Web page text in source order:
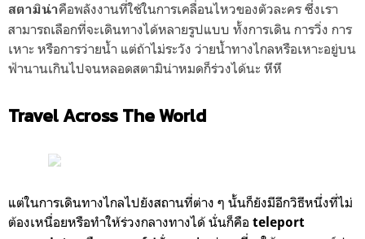
สตามิน่าคือพลังงานที่ใช้ในการเคลื่อนไหวของตัวละคร ซึ่งเรา
สามารถเลือกที่จะเดินทางได้หลายรูปแบบ ทั้งการเดิน การวิ่ง การ
เหาะ หรือการว่ายน้ำ แต่ถ้าไม่ระวัง ว่ายน้ำทางไกลหรือเหาะอยู่บน
ฟ้านานเกินไปจนหลอดสตามิน่าหมดก็ร่วงได้นะ หึหึ
Travel Across The World
แต่ในการเดินทางไกลไปยังสถานที่ต่าง ๆ นั้นก็ยังมีอีกวิธีหนึ่งที่ไม่
ต้องเหนื่อยหรือทำให้ร่วงกลางทางได้ นั่นก็คือ teleport